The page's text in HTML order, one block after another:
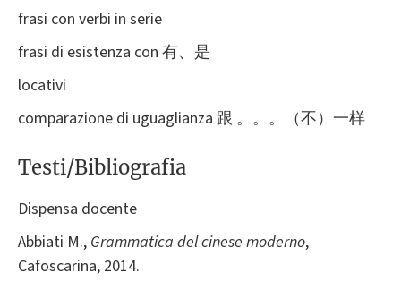
frasi con verbi in serie
frasi di esistenza con 有、是
locativi
comparazione di uguaglianza 跟 。。。（不）一样
Testi/Bibliografia
Dispensa docente
Abbiati M., Grammatica del cinese moderno,
Cafoscarina, 2014.